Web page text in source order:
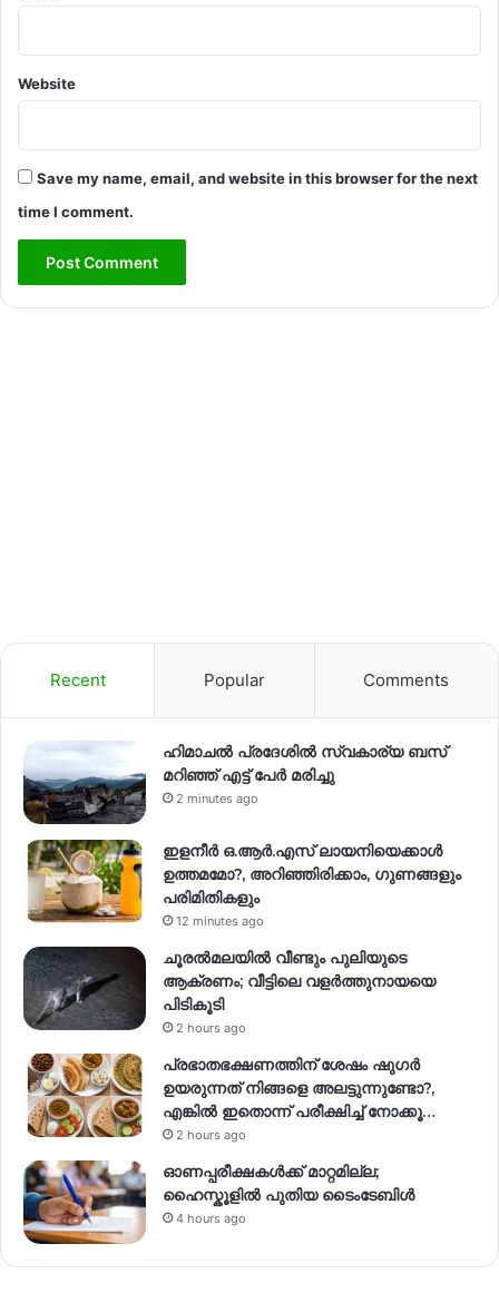
Website
Save my name, email, and website in this browser for the next
time I comment.
Recent Popular Comments
ഹിമാചല്‍ പ്രദേശില്‍ സ്വകാര്യ ബസ്
മറിഞ്ഞ് എട്ട് പേര്‍ മരിച്ചു
2 minutes ago
ഇളനീർ ഒ.ആർ.എസ് ലായനിയെക്കാൾ
ഉത്തമമോ?, അറിഞ്ഞിരിക്കാം, ഗുണങ്ങളും
പരിമിതികളും
12 minutes ago
ചൂരൽമലയിൽ വീണ്ടും പുലിയുടെ
ആക്രണം; വീട്ടിലെ വളർത്തുനായയെ
പിടികൂടി
2 hours ago
പ്രഭാതഭക്ഷണത്തിന് ശേഷം ഷുഗർ
ഉയരുന്നത് നിങ്ങളെ അലട്ടുന്നുണ്ടോ?,
എങ്കിൽ ഇതൊന്ന് പരീക്ഷിച്ച് നോക്കൂ…
2 hours ago
ഓണപ്പരീക്ഷകൾക്ക് മാറ്റമില്ല;
ഹൈസ്കൂളിൽ പുതിയ ടൈംടേബിൾ
4 hours ago